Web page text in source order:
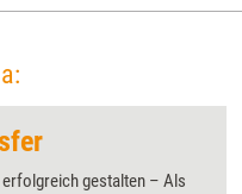
zu fördern,
Jan Foelsing „Social
gestalten – Als